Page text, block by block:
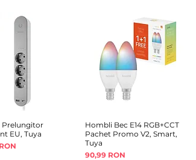
rapidă
Prelungitor
EU, Tuya
Afișare rapidă
Hombli Bec E14 RGB+CCT
Pachet Promo V2, Smart,
Tuya
Preț
90,99 RON